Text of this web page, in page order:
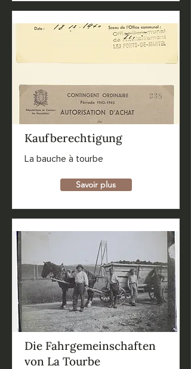
Kaufberechtigung
La bauche à tourbe
Savoir plus
Die Fahrgemeinschaften
von La Tourbe